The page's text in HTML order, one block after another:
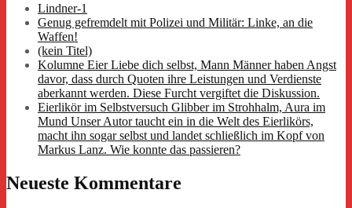
Lindner-1
Genug gefremdelt mit Polizei und Militär: Linke, an die
Waffen!
(kein Titel)
Kolumne Eier Liebe dich selbst, Mann Männer haben Angst
davor, dass durch Quoten ihre Leistungen und Verdienste
aberkannt werden. Diese Furcht vergiftet die Diskussion.
Eierlikör im Selbstversuch Glibber im Strohhalm, Aura im
Mund Unser Autor taucht ein in die Welt des Eierlikörs,
macht ihn sogar selbst und landet schließlich im Kopf von
Markus Lanz. Wie konnte das passieren?
Neueste Kommentare